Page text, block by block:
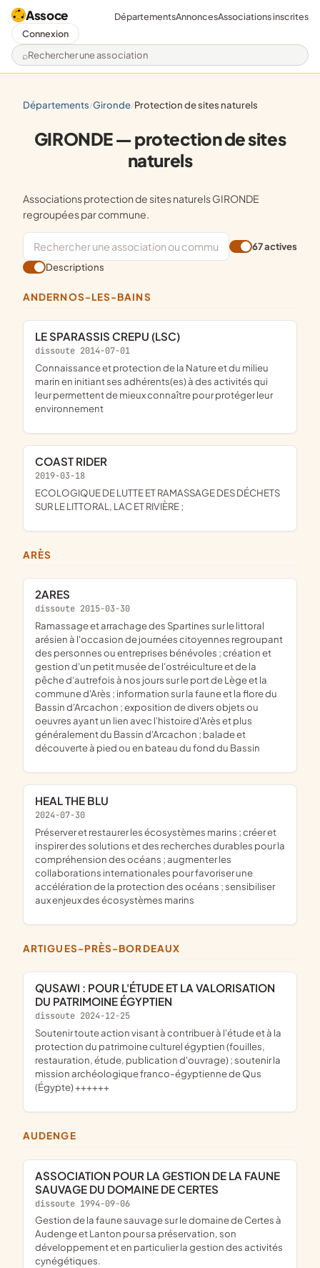
Assoce
Rechercher une association
DépartementsAnnoncesAssociations inscrites
Connexion
départements/ gironde/ protection de sites naturels
GIRONDE — protection de sites
naturels
Associations protection de sites naturels GIRONDE
regroupées par commune.
67 actives
Descriptions
ANDERNOS-LES-BAINS
LE SPARASSIS CREPU (LSC)
dissoute 2014-07-01
connaissance et protection de la Nature et du milieu
marin en initiant ses adhérents(es) à des activités qui
leur permettent de mieux connaître pour protéger leur
environnement
COAST RIDER
2019-03-18
ECOLOGIQUE DE LUTTE ET RAMASSAGE DES DÉCHETS
SUR LE LITTORAL, LAC ET RIVIÈRE ;
ARÈS
2ARES
dissoute 2015-03-30
ramassage et arrachage des Spartines sur le littoral
arésien à l'occasion de journées citoyennes regroupant
des personnes ou entreprises bénévoles ; création et
gestion d'un petit musée de l'ostréiculture et de la
pêche d'autrefois à nos jours sur le port de Lège et la
commune d'Arès ; information sur la faune et la flore du
Bassin d'Arcachon ; exposition de divers objets ou
oeuvres ayant un lien avec l'histoire d'Arès et plus
généralement du Bassin d'Arcachon ; balade et
découverte à pied ou en bateau du fond du Bassin
HEAL THE BLU
2024-07-30
préserver et restaurer les écosystèmes marins ; créer et
inspirer des solutions et des recherches durables pour la
compréhension des océans ; augmenter les
collaborations internationales pour favoriser une
accélération de la protection des océans ; sensibiliser
aux enjeux des écosystèmes marins
ARTIGUES-PRÈS-BORDEAUX
QUSAWI : POUR L'ÉTUDE ET LA VALORISATION
DU PATRIMOINE ÉGYPTIEN
dissoute 2024-12-25
soutenir toute action visant à contribuer à l'étude et à la
protection du patrimoine culturel égyptien (fouilles,
restauration, étude, publication d'ouvrage) ; soutenir la
mission archéologique franco-égyptienne de Qus
(Égypte) ++++++
AUDENGE
ASSOCIATION POUR LA GESTION DE LA FAUNE
SAUVAGE DU DOMAINE DE CERTES
dissoute 1994-09-06
Gestion de la faune sauvage sur le domaine de Certes à
Audenge et Lanton pour sa préservation, son
développement et en particulier la gestion des activités
cynégétiques.